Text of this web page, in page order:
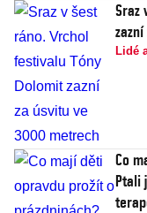
Sraz
Lidé
Co
Ptali